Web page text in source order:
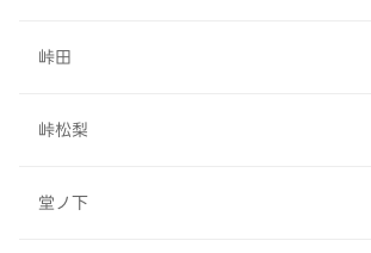
峠田
峠松梨
堂ノ下